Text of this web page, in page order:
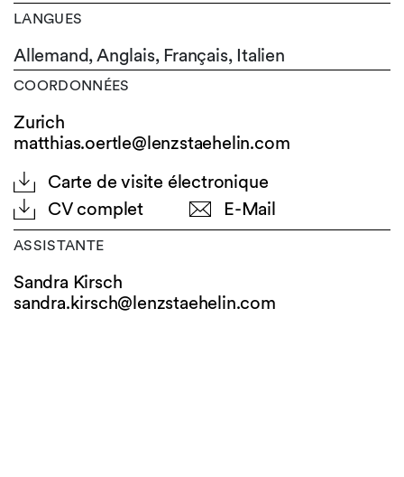
LANGUES
Allemand,Anglais, Français, Italien
COORDONNÉES
Zurich
matthias.oertle@lenzstaehelin.com
Carte de visite électronique
CV complet
E-Mail
ASSISTANTE
Sandra Kirsch
sandra.kirsch@lenzstaehelin.com